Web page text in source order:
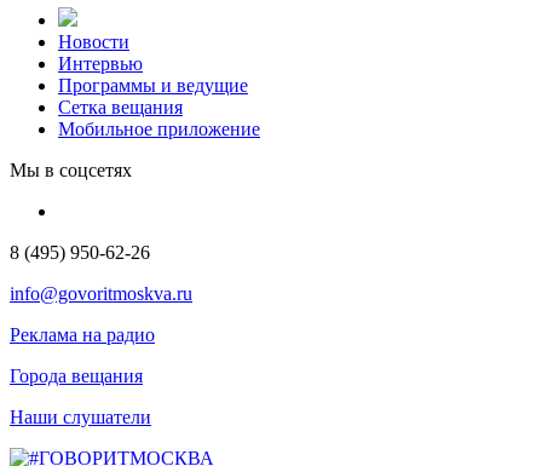
Новости
Интервью
Программы и ведущие
Сетка вещания
Мобильное приложение
Мы в соцсетях
8 (495) 950-62-26
info@govoritmoskva.ru
Реклама на радио
Города вещания
Наши слушатели